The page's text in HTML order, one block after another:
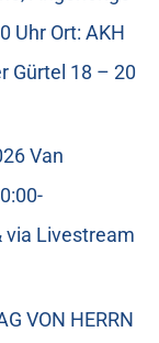
Uhr Ort: AKH
Gürtel 18 – 20
Van
via Livestream
VON HERRN